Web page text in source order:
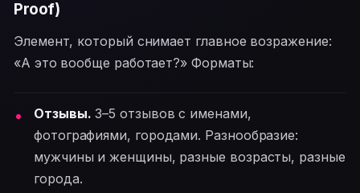
Proof)
Элемент, который снимает главное возражение:
«А это вообще работает?» Форматы:
Отзывы. 3–5 отзывов с именами,
фотографиями, городами. Разнообразие:
мужчины и женщины, разные возрасты, разные
города.